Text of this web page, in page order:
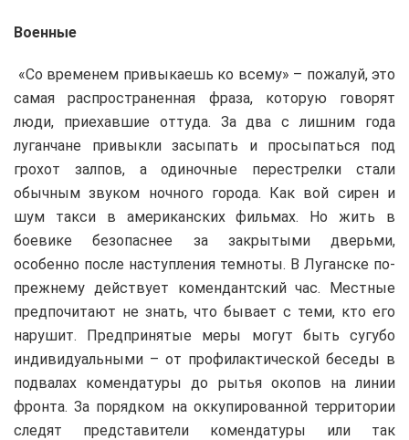
Военные
«Со временем привыкаешь ко всему» – пожалуй, это
самая распространенная фраза, которую говорят
люди, приехавшие оттуда. За два с лишним года
луганчане привыкли засыпать и просыпаться под
грохот залпов, а одиночные перестрелки стали
обычным звуком ночного города. Как вой сирен и
шум такси в американских фильмах. Но жить в
боевике безопаснее за закрытыми дверьми,
особенно после наступления темноты. В Луганске по-
прежнему действует комендантский час. Местные
предпочитают не знать, что бывает с теми, кто его
нарушит. Предпринятые меры могут быть сугубо
индивидуальными – от профилактической беседы в
подвалах комендатуры до рытья окопов на линии
фронта. За порядком на оккупированной территории
следят представители комендатуры или так